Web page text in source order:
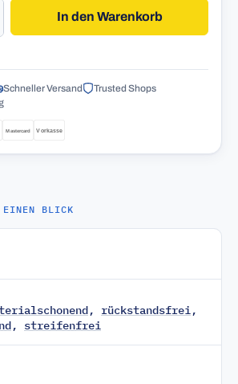
Gib den gewünschten
In den Warenkorb
Schneller Versand
Trusted Shops
EINEN BLICK
, rückstandsfrei,
, streifenfrei